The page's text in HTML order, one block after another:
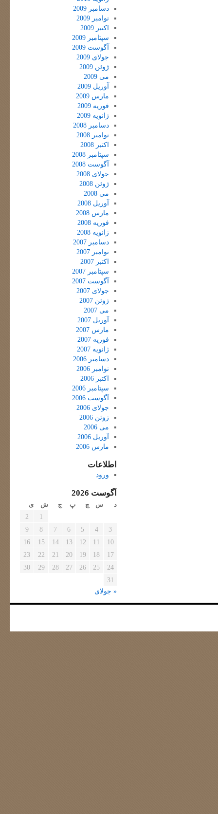
دسامبر 2009
نوامبر 2009
اکتبر 2009
سپتامبر 2009
آگوست 2009
جولای 2009
ژوئن 2009
می 2009
آوریل 2009
مارس 2009
فوریه 2009
ژانویه 2009
دسامبر 2008
نوامبر 2008
اکتبر 2008
سپتامبر 2008
آگوست 2008
جولای 2008
ژوئن 2008
می 2008
آوریل 2008
مارس 2008
فوریه 2008
ژانویه 2008
دسامبر 2007
نوامبر 2007
اکتبر 2007
سپتامبر 2007
آگوست 2007
جولای 2007
ژوئن 2007
می 2007
آوریل 2007
مارس 2007
فوریه 2007
ژانویه 2007
دسامبر 2006
نوامبر 2006
اکتبر 2006
سپتامبر 2006
آگوست 2006
جولای 2006
ژوئن 2006
می 2006
آوریل 2006
مارس 2006
اطلاعات
ورود
آگوست 2026
د س چ پ ج ش ی
1
2
3
4
5
6
7
8
9
10
11
12
13
14
15
16
17
18
19
20
21
22
23
24
25
26
27
28
29
30
31
« جولای